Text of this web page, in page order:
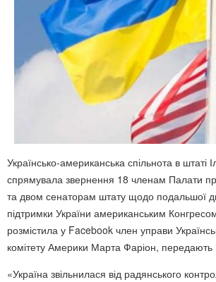
Українсько-американська спільнота в штаті
спрямувала звернення 18 членам Палати
та двом сенаторам штату щодо подальшої
підтримки України американським
розмістила у Facebook член управи
комітету Америки Марта Фаріон, передають
«Україна звільнилася від радянського